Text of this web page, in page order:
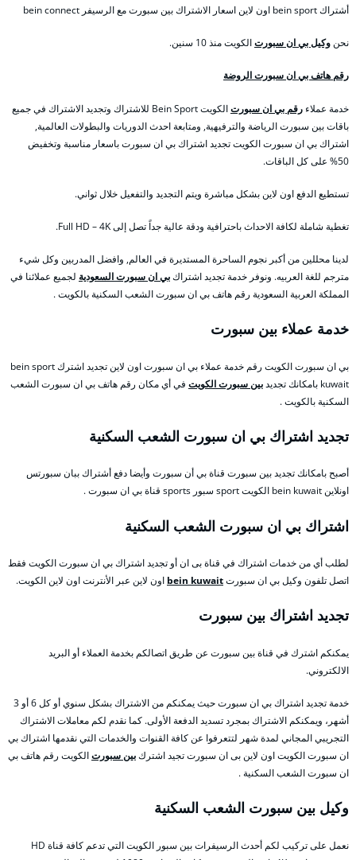
أشتراك bein sport اون لاين اسعار الاشتراك بين سبورت مع الرسيفر bein connect
نحنوكيل بي ان سبورتالكويت منذ 10 سنين.
رقم هاتف بي ان سبورت الروضة
خدمة عملاء رقم بي ان سبورت
الكويت Bein Sport للاشتراك وتجديد الاشتراك في جميع
باقات بين سبورت الرياضة والترفيهية, ومتابعة احدث الدوريات والبطولات العالمية,
اشتراك بي ان سبورت الكويت تجديد اشتراك بي ان سبورت باسعار مناسبة وتخفيض
50% على كل الباقات.
تستطيع الدفع اون لاين بشكل مباشرة ويتم التجديد والتفعيل خلال ثواني.
تغطية شاملة لكافة الاحداث باحترافية ودقة عالية جداً تصل إلى Full HD – 4K.
لدينا محللين من أكبر نجوم الساحرة المستديرة في العالم, وافضل المدربين وكل شيء
مترجم للغة العربيه. ونوفر خدمة تجديد اشتراكبي ان سبورت السعودية لجميع عملائنا في
المملكة العربية السعودية رقم هاتف بي ان سبورت الشعب السكنية بالكويت .
خدمة عملاء بين سبورت
بي ان سبورت الكويت رقم خدمة عملاء بي ان سبورت اون لاين تجديد اشترك bein sport
kuwait بامكانك تجديد
بين سبورت الكويت في أي مكان رقم هاتف بي ان سبورت الشعب
السكنية بالكويت .
تجديد اشتراك بي ان سبورت الشعب السكنية
أصبح بامكانك تجديد بين سبورت قناة بي أن سبورت وأيضا دفع أشتراك ببان سبورتس
اونلاين bein kuwait الكويت sport سبور sports قناة بي ان سبورت .
اشتراك بي ان سبورت الشعب السكنية
لطلب أي من خدمات اشتراك في قناة بى ان أو تجديد اشتراك بي ان سبورت الكويت فقط
اتصل تلفون وكيل بي ان سبورتbein kuwait اون لاين عبر الأنترنت اون لاين الكويت.
تجديد اشتراك بين سبورت
يمكنكم اشترك في قناة بين سبورت عن طريق اتصالكم بخدمة العملاء أو البريد
الالكتروني.
خدمة تجديد اشتراك بي ان سبورت حيث يمكنكم من الاشتراك بشكل سنوي أو كل 6 أو 3
أشهر، ويمكنكم الاشتراك بمجرد تسديد الدفعة الأولى. كما نقدم لكم معاملات الاشتراك
التجريبي المجاني لمدة شهر لتتعرفوا عن كافة القنوات والخدمات التي نقدمها اشتراك بي
ان سبورت الكويت اون لاين بى ان سبورت تجيد اشتركبين سبورتالكويت رقم هاتف بي
ان سبورت الشعب السكنية .
وكيل بين سبورت الشعب السكنية
نعمل على تركيب لكم أحدث الرسيفرات بين سبور الكويت التي تدعم كافة قناة HD